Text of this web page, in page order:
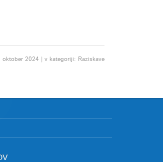
oktober 2024 | v kategoriji: Raziskave